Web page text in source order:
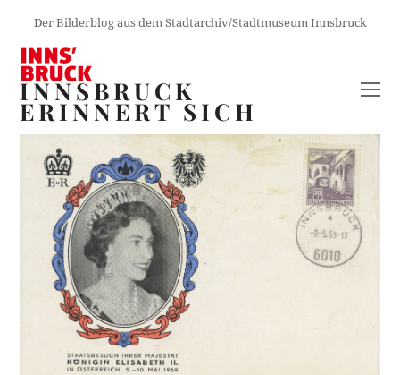
Der Bilderblog aus dem Stadtarchiv/Stadtmuseum Innsbruck
INNSBRUCK
ERINNERT SICH